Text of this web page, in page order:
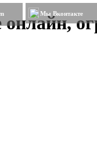
Мы Вконтакте